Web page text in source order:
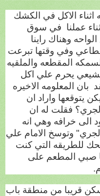
الاكل في الكشك
عملنا في سوق
وهناك راينا
وفي وقتها تبرعت
المقطعه والملقيه
يحرم علي اكل
بان المعلومه الاخيره
يتوقعها واراد ان
فقلت له ان
الى خرافه وهي انه
وتوسخ الامام علي
للطريقه التي كنت
صبي المطعم على
قريبا من منطقة باب